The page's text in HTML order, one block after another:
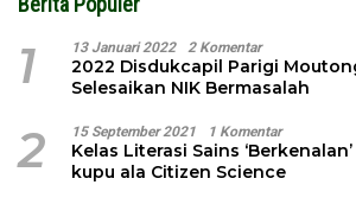
1 13 Januari 2022 2 Komentar
2022 Disdukcapil Parigi
Selesaikan NIK Bermasalah
2 15 September 2021 1 Komentar
Kelas Literasi Sains
kupu ala Citizen Science